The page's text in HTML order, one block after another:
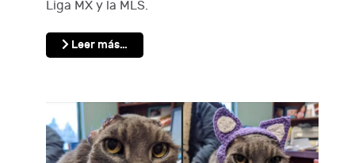
Liga MX y la MLS.
Leer más…